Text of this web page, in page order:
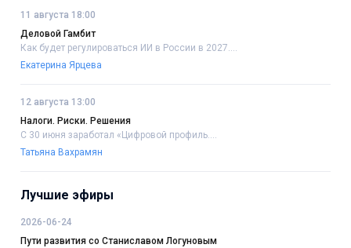
11 августа 18:00
Деловой Гамбит
Как будет регулироваться ИИ в России в 2027....
Екатерина Ярцева
12 августа 13:00
Налоги. Риски. Решения
С 30 июня заработал «Цифровой профиль....
Татьяна Вахрамян
Лучшие эфиры
2026-06-24
Пути развития со Станиславом Логуновым